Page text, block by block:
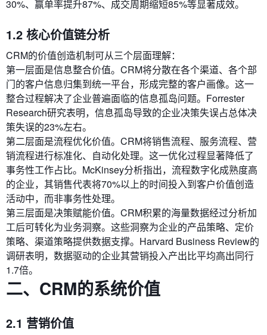
30%、赢单率提升87%、成交周期缩短85%等显著成效。
1.2 核心价值链分析
CRM的价值创造机制可从三个层面理解：
第一层面是信息整合价值。CRM将分散在各个渠道、各个部
门的客户信息归集到统一平台，形成完整的客户画像。这一
整合过程解决了企业普遍面临的信息孤岛问题。Forrester
Research研究表明，信息孤岛导致的企业决策失误占总体决
策失误的23%左右。
第二层面是流程优化价值。CRM将销售流程、服务流程、营
销流程进行标准化、自动化处理。这一优化过程显著降低了
事务性工作占比。McKinsey分析指出，流程数字化成熟度高
的企业，其销售代表将70%以上的时间投入到客户价值创造
活动中，而非事务性处理。
第三层面是决策赋能价值。CRM积累的海量数据经过分析加
工后可转化为业务洞察。这些洞察为企业的产品策略、定价
策略、渠道策略提供数据支撑。Harvard Business Review的
调研表明，数据驱动的企业其营销投入产出比平均高出同行
1.7倍。
二、CRM的系统价值
2.1 营销价值